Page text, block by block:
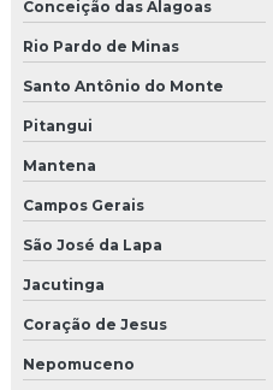
Conceição das Alagoas
Rio Pardo de Minas
Santo Antônio do Monte
Pitangui
Mantena
Campos Gerais
São José da Lapa
Jacutinga
Coração de Jesus
Nepomuceno